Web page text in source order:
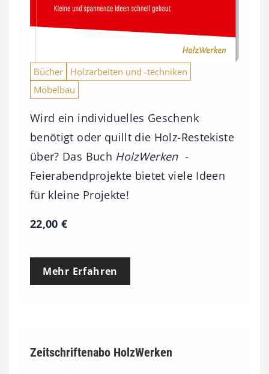
Bücher
Holzarbeiten und -techniken
Möbelbau
Wird ein individuelles Geschenk
benötigt oder quillt die Holz-Restekiste
über? Das Buch HolzWerken -
Feierabendprojekte bietet viele Ideen
für kleine Projekte!
22,00€
Mehr Erfahren
Zeitschriftenabo HolzWerken